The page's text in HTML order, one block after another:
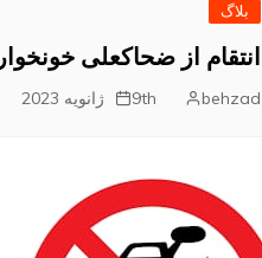
بلاگ
انتقام از ضحاکعلی خونخوار
behzad 9th ژانویه 2023